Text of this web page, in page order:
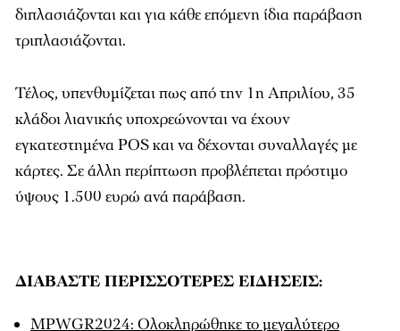
διπλασιάζονται και για κάθε επόμενη ίδια παράβαση
τριπλασιάζονται.
Τέλος, υπενθυμίζεται πως από την 1η Απριλίου, 35
κλάδοι λιανικής υποχρεώνονται να έχουν
εγκατεστημένα POS και να δέχονται συναλλαγές με
κάρτες. Σε άλλη περίπτωση προβλέπεται πρόστιμο
ύψους 1.500 ευρώ ανά παράβαση.
ΔΙΑΒΑΣΤΕ ΠΕΡΙΣΣΟΤΕΡΕΣ ΕΙΔΗΣΕΙΣ:
MPWGR2024: Ολοκληρώθηκε το μεγαλύτερο